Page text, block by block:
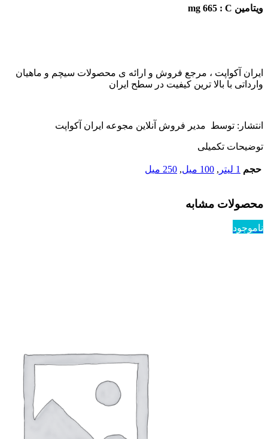
ویتامین mg 665 : C
ایران آکواپت ، مرجع فروش و ارائه ی محصولات سیچم و ماهیان
وارداتی با بالا ترین کیفیت در سطح ایران
انتشار: توسط مدیر فروش آنلاین مجوعه ایران آکواپت
توضیحات تکمیلی
حجم 1 لیتر , 100 میل , 250 میل
محصولات مشابه
ناموجود